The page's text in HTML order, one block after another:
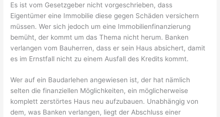
Es ist vom Gesetzgeber nicht vorgeschrieben, dass
Eigentümer eine Immobilie diese gegen Schäden versichern
müssen. Wer sich jedoch um eine Immobilienfinanzierung
bemüht, der kommt um das Thema nicht herum. Banken
verlangen vom Bauherren, dass er sein Haus absichert, damit
es im Ernstfall nicht zu einem Ausfall des Kredits kommt.
Wer auf ein Baudarlehen angewiesen ist, der hat nämlich
selten die finanziellen Möglichkeiten, ein möglicherweise
komplett zerstörtes Haus neu aufzubauen. Unabhängig von
dem, was Banken verlangen, liegt der Abschluss einer